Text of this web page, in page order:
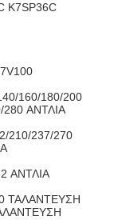
K7SP36C
160/180/200
280 ΑΝΤΛΙΑ
210/237/270
ΑΝΤΛΙΑ
ΤΑΛΑΝΤΕΥΣΗ